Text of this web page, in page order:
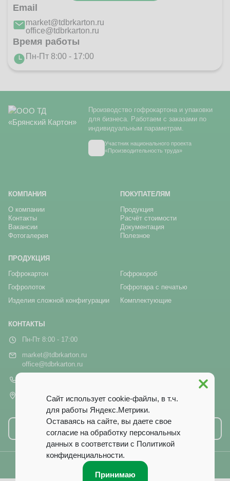
Email
market@tdbrkarton.ru
office@tdbrkarton.ru
Время работы
Пн-Пт 8:00 - 17:00
Производство гофрокартона и упаковки
для бизнеса. Работаем с заказами по
индивидуальным параметрам.
Участник национального проекта
«Производительность труда»
КОМПАНИЯ
О компании
Контакты
Вакансии
Фотогалерея
ПОКУПАТЕЛЯМ
Продукция
Расчёт стоимости
Документация
Полезное
ПРОДУКЦИЯ
Гофрокартон
Гофрокороб
Гофролоток
Гофротара с печатью
Изделия сложной конфигурации
Комплектующие
КОНТАКТЫ
Пн-Пт 8:00 - 17:00
market@tdbrkarton.ru
office@tdbrkarton.ru
г. Брянск, рп Белые Берега,
ул. Белобережская, 1А
Написать нам
© 2014–2026 ООО ТД «Брянский Картон». Все права защищены.
Сайт использует cookie-файлы, в т.ч.
для работы Яндекс.Метрики.
Оставаясь на сайте, вы даете свое
согласие на обработку персональных
данных в соответствии с Политикой
конфиденциальности.
Принимаю